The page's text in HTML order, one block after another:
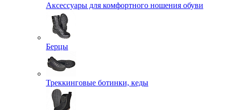
Аксессуары для комфортного ношения обуви
Берцы
Треккинговые ботинки, кеды